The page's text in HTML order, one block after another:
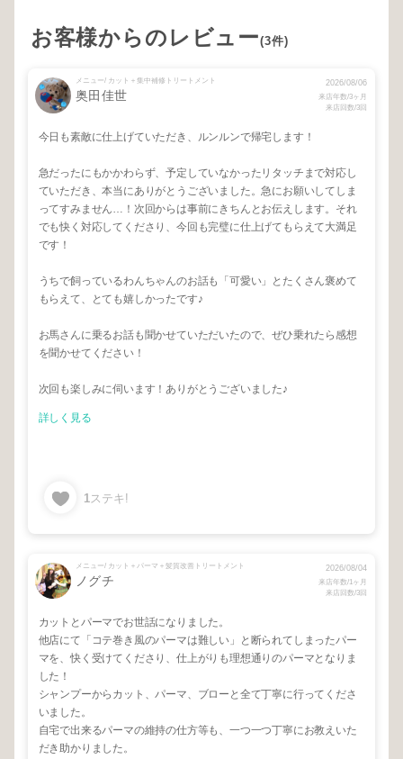
お客様からのレビュー(3件)
メニュー/ カット＋集中補修トリートメント
奥田佳世
2026/08/06
来店年数/3ヶ月
来店回数/3回
今日も素敵に仕上げていただき、ルンルンで帰宅します！
急だったにもかかわらず、予定していなかったリタッチまで対応し
ていただき、本当にありがとうございました。急にお願いしてしま
ってすみません…！次回からは事前にきちんとお伝えします。それ
でも快く対応してくださり、今回も完璧に仕上げてもらえて大満足
です！
うちで飼っているわんちゃんのお話も「可愛い」とたくさん褒めて
もらえて、とても嬉しかったです♪
お馬さんに乗るお話も聞かせていただいたので、ぜひ乗れたら感想
を聞かせてください！
次回も楽しみに伺います！ありがとうございました♪
詳しく見る
1ステキ!
メニュー/ カット＋パーマ＋髪質改善トリートメント
ノグチ
2026/08/04
来店年数/1ヶ月
来店回数/3回
カットとパーマでお世話になりました。
他店にて「コテ巻き風のパーマは難しい」と断られてしまったパー
マを、快く受けてくださり、仕上がりも理想通りのパーマとなりま
した！
シャンプーからカット、パーマ、ブローと全て丁寧に行ってくださ
いました。
自宅で出来るパーマの維持の仕方等も、一つ一つ丁寧にお教えいた
だき助かりました。